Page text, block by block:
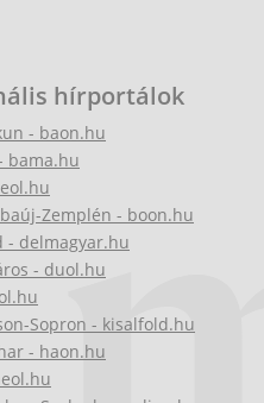
hírportálok
- baon.hu
bama.hu
Zemplén - boon.hu
- delmagyar.hu
- duol.hu
Sopron - kisalfold.hu
- haon.hu